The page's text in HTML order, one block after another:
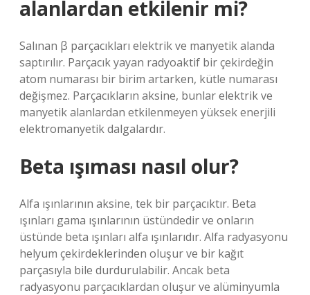
alanlardan etkilenir mi?
Salınan β parçacıkları elektrik ve manyetik alanda
saptırılır. Parçacık yayan radyoaktif bir çekirdeğin
atom numarası bir birim artarken, kütle numarası
değişmez. Parçacıkların aksine, bunlar elektrik ve
manyetik alanlardan etkilenmeyen yüksek enerjili
elektromanyetik dalgalardır.
Beta ışıması nasıl olur?
Alfa ışınlarının aksine, tek bir parçacıktır. Beta
ışınları gama ışınlarının üstündedir ve onların
üstünde beta ışınları alfa ışınlarıdır. Alfa radyasyonu
helyum çekirdeklerinden oluşur ve bir kağıt
parçasıyla bile durdurulabilir. Ancak beta
radyasyonu parçacıklardan oluşur ve alüminyumla